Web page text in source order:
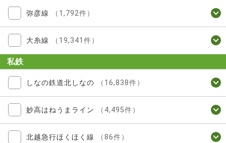
弥彦線 （1,792件）
大糸線 （19,341件）
私鉄
しなの鉄道北しなの （16,838件）
妙高はねうまライン （4,495件）
北越急行ほくほく線 （86件）